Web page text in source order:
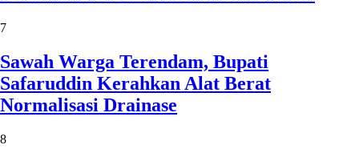
7
Sawah Warga Terendam, Bupati
Safaruddin Kerahkan Alat Berat
Normalisasi Drainase
8